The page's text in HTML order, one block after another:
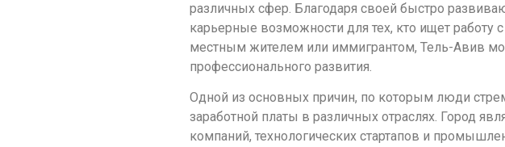
различных сфер. Благодаря своей быстро
карьерные возможности для тех, кто ищет
местным жителем или иммигрантом, Тель-Авив
профессионального развития.
Одной из основных причин, по которым люди
заработной платы в различных отраслях. Город
компаний, технологических стартапов и